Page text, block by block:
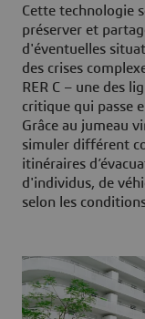
Cette technologie
préserver et
d'éventuelles
des crises
RER C – une des
critique qui passe
Grâce au jumeau
simuler différent
itinéraires
d'individus, de
selon les